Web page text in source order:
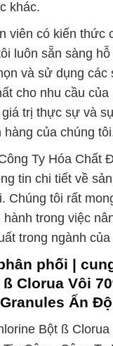
khác.
viên có kiến thức
luôn sẵn sàng
và sử dụng các
cho nhu cầu của
trị thực sự và
hàng của chúng
Ty Hóa Chất
tin chi tiết về
Chúng tôi rất
trong việc
trong ngành của
phối |
Clorua Vôi
Ấn
Bột ß